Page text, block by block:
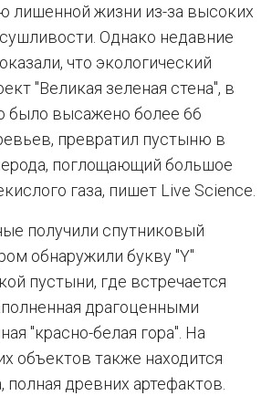
лишенной жизни из-за высоких
Однако недавние
что экологический
"Великая зеленая стена", в
было высажено более 66
превратил пустыню в
поглощающий большое
газа, пишет Live Science.
получили спутниковый
обнаружили букву "Y"
пустыни, где встречается
драгоценными
"красно-белая гора". На
объектов также находится
полная древних артефактов.